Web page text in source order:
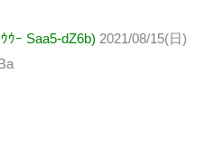
ｳｰ Saa5-dZ6b) 2021/08/15(日)